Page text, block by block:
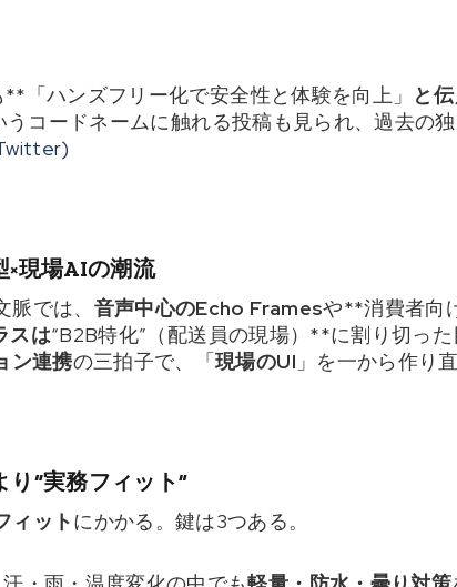
「ハンズフリー化で安全性と体験を向上」 と
うコードネームに触れる投稿も見られ、過去の
×現場AIの潮流
では、 音声中心のEcho Framesや**消費者向
スは“B2B特化”（配送員の現場）**に割り切っ
ン連携の三拍子で、「現場のUI 」を一から作り
り“実務フィット”
ィットにかかる。鍵は3つある。